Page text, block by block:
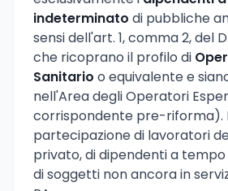
indeterminato di pubbliche
sensi dell'art. 1, comma 2, del
che ricoprano il profilo di
Sanitario o equivalente e
nell'Area degli Operatori
corrispondente pre-riforma).
partecipazione di lavoratori
privato, di dipendenti a
di soggetti non ancora in